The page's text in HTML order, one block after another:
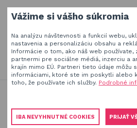
Váš e-mail
Vaše heslo
+420777 230 065
PO-PIA 8-18 hod.
Slnečníky a tieniaca technika
Drevené hračky
Hojdačky, rebríky, hniezda, laná
Hojdačka pre najmenších 100%
Vážime si vášho súkromia
Na analýzu návštevnosti a funkcií webu,
nastavenia a personalizáciu obsahu a
Informácie o tom, ako náš web používate,
partnermi pre sociálne médiá, inzerciu a
krajín mimo EÚ. Partneri tieto údaje môžu
informáciami, ktoré ste im poskytli alebo
toho, že používate ich služby. Podrobné
IBA NEVYHNUTNÉ COOKIES PRIJAŤ